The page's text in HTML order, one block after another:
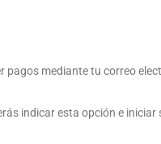
pagos mediante tu correo
indicar esta opción e iniciar